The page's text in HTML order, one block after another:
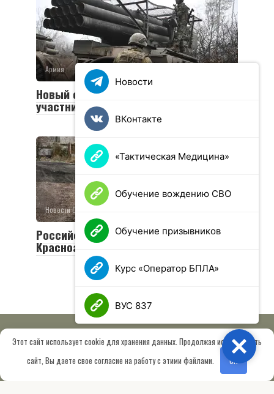
Армия
Новый социальный контракт для
участников СВО
Новости СВО
Российская армия освободила
Красноармейск и Волчанск
© 2026 МОО «Союз ветеранов спецназа ГРУ имени Героя РФ
Шектаева Д.А.»Сведения об образовательной организации
Этот сайт использует cookie для хранения данных. Продолжая использовать
сайт, Вы даете свое согласие на работу с этими файлами.
OK
Новости
ВКонтакте
«Тактическая Медицина»
Обучение вождению СВО
Обучение призывников
Курс «Оператор БПЛА»
ВУС 837
Close